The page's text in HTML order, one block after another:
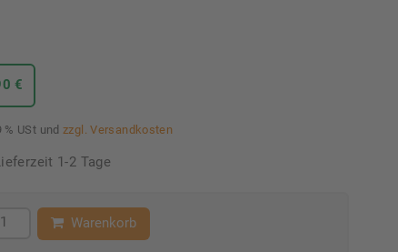
€
% USt undzzgl. Versandkosten
1-2 Tage
Warenkorb